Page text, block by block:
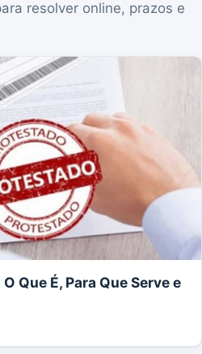
resolver online, prazos e
Que É, Para Que Serve e